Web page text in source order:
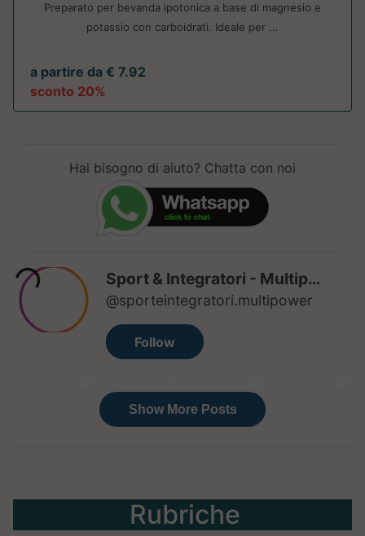
Preparato per bevanda ipotonica a base di magnesio e
potassio con carboidrati. Ideale per ...
a partire da € 7.92
sconto 20%
Hai bisogno di aiuto? Chatta con noi
Rubriche